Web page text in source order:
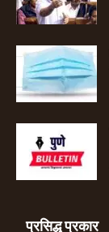
प्रसिद्ध प्रकार